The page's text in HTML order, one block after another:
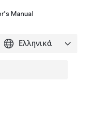
Manual